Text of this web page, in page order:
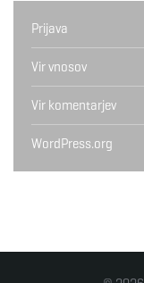
Prijava
Vir vnosov
Vir komentarjev
WordPress.org